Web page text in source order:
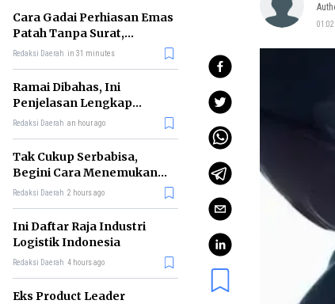
Cara Gadai Perhiasan Emas
Patah Tanpa Surat,
Ternyata Tetap Bisa!
Redaksi Daerah in 31 minutes
Ramai Dibahas, Ini
Penjelasan Lengkap
tentang Konsep Kabinet
Redaksi Daerah an hour ago
Tak Cukup Serbabisa,
Begini Cara Menemukan
'Spike' agar CV Dilirik HR
Redaksi Daerah 2 hours ago
Ini Daftar Raja Industri
Logistik Indonesia
Redaksi Daerah 4 hours ago
Eks Product Leader